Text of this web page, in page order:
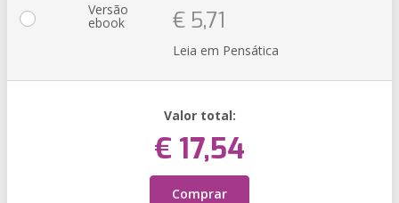
Versão
ebook € 5,71
Leia em Pensática
Valor total:
€ 17,54
Comprar